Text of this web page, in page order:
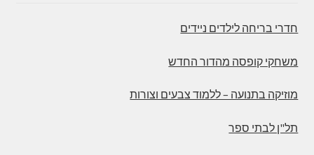
חדרי בריחה לילדים ניידים
משחקי קופסה מהדור החדש
מוזיקה בתנועה – ללמוד צבעים וצורות
תל"ן לבתי ספר